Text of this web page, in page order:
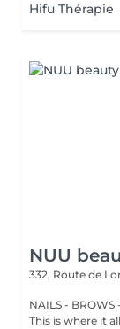
Hifu Thérapie
NUU
332, Route de
NAILS - BROWS
This is where it